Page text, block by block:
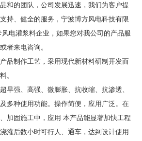
和的团队，公司发展迅速，我们为客户提
持、健全的服务，宁波博方风电科技有限
电灌浆料企业，如果您对我公司的产品服
者来电咨询。
品制作工艺，采用现代新材料研制开发而
。
早强、高强、微膨胀、抗收缩、抗渗透、
多种使用功能。操作简便，应用广泛。在
加固施工中，应用 本产品能显著加快工程
灌后数小时可行人、通车，达到设计使用